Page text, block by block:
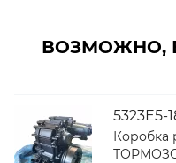
ВОЗМОЖНО,
5323Е5-
Коробка